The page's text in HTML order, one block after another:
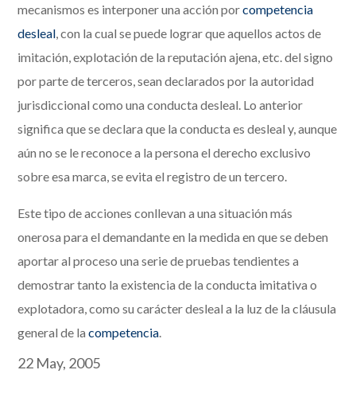
mecanismos es interponer una acción porcompetencia
desleal, con la cual se puede lograr que aquellos actos de
imitación, explotación de la reputación ajena, etc. del signo
por parte de terceros, sean declarados por la autoridad
jurisdiccional como una conducta desleal. Lo anterior
significa que se declara que la conducta es desleal y, aunque
aún no se le reconoce a la persona el derecho exclusivo
sobre esa marca, se evita el registro de un tercero.
Este tipo de acciones conllevan a una situación más
onerosa para el demandante en la medida en que se deben
aportar al proceso una serie de pruebas tendientes a
demostrar tanto la existencia de la conducta imitativa o
explotadora, como su carácter desleal a la luz de la cláusula
general de lacompetencia.
22 May, 2005